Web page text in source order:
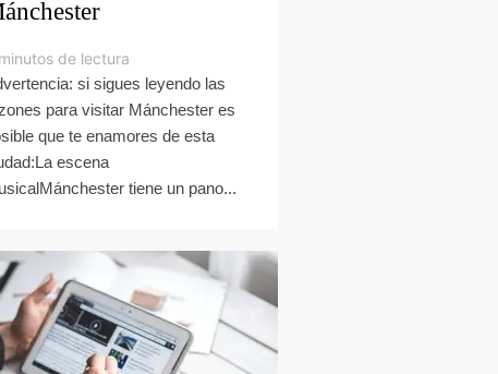
minutos de lectura
si sigues leyendo las
para visitar Mánchester es
que te enamores de esta
escena
tiene un pano...